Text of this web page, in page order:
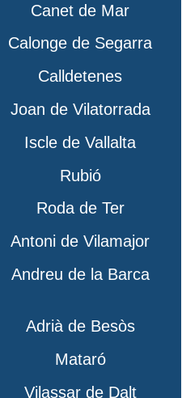
Canet de Mar
Calonge de Segarra
Calldetenes
Joan de Vilatorrada
Iscle de Vallalta
Rubió
Roda de Ter
Antoni de Vilamajor
Andreu de la Barca
Adrià de Besòs
Mataró
Vilassar de Dalt